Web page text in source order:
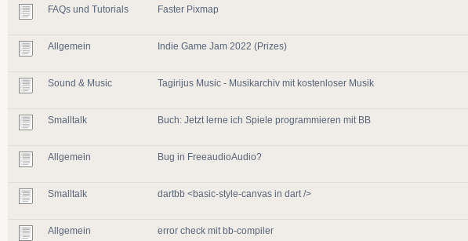
FAQs und Tutorials Faster Pixmap
Allgemein Indie Game Jam 2022 (Prizes)
Sound & Music Tagirijus Music - Musikarchiv mit kostenloser Musik
Smalltalk Buch: Jetzt lerne ich Spiele programmieren mit BB
Allgemein Bug in FreeaudioAudio?
Smalltalk dartbb <basic-style-canvas in dart />
Allgemein error check mit bb-compiler